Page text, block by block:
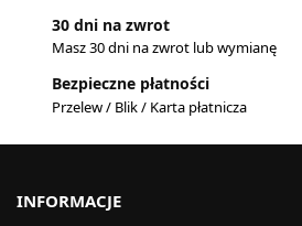
30 dni na zwrot
Masz 30 dni na zwrot lub wymianę
Bezpieczne płatności
Przelew / Blik / Karta płatnicza
INFORMACJE